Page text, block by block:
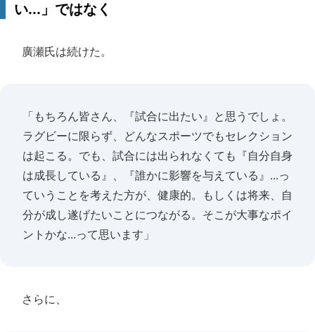
い...」ではなく
廣瀬氏は続けた。
「もちろん皆さん、『試合に出たい』と思うでしょ。
ラグビーに限らず、どんなスポーツでもセレクション
は起こる。でも、試合には出られなくても『自分自身
は成長している』、『誰かに影響を与えている』...っ
ていうことを考えた方が、健康的。もしくは将来、自
分が成し遂げたいことにつながる。そこが大事なポイ
ントかな...って思います」
さらに、